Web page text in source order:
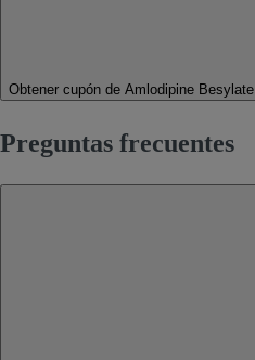
Obtener cupón de Amlodipine Besylate
Preguntas frecuentes